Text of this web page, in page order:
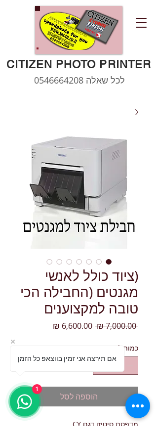
CITIZEN PHOTO PRINTER
לכל שאלה 0546664208
(ציוד כולל לאנשי
מגנטים (החבילה הכי
טובה למקצוענים
‏7,000.00 ‏₪ מחיר רגיל
כמות *
הוספה לסל
מדפסת סיטיזן דגם CY
אם תירצה אני זמין בווצאפ כל הזמן
1